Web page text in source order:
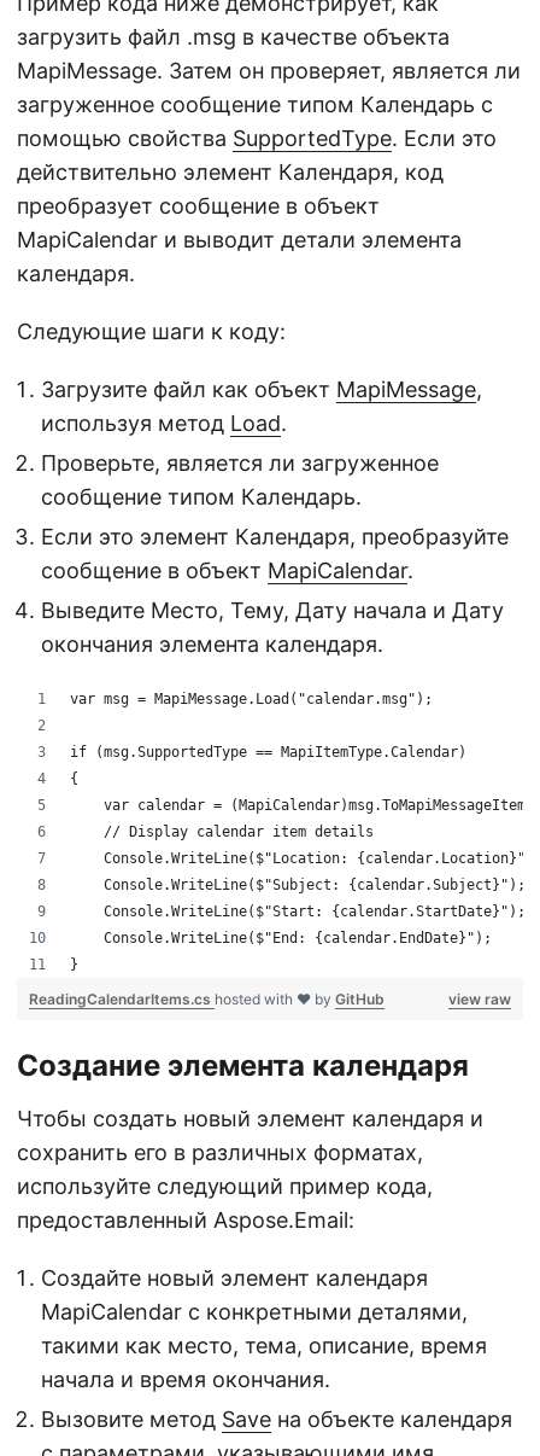
загрузить файл .msg в качестве объекта
MapiMessage. Затем он проверяет, является ли
загруженное сообщение типом Календарь с
помощью свойства SupportedType. Если это
действительно элемент Календаря, код
преобразует сообщение в объект
MapiCalendar и выводит детали элемента
календаря.
Следующие шаги к коду:
Загрузите файл как объект MapiMessage,
используя метод Load.
Проверьте, является ли загруженное
сообщение типом Календарь.
Если это элемент Календаря, преобразуйте
сообщение в объект MapiCalendar.
Выведите Место, Тему, Дату начала и Дату
окончания элемента календаря.
var msg = MapiMessage.Load("calendar.msg");
if (msg.SupportedType == MapiItemType.Calendar)
{
var calendar =
    // Display calendar item details
Console.WriteLine($"Location:
    Console.WriteLine($"Subject: {calendar.Subject}");
    Console.WriteLine($"Start: {calendar.StartDate}");
    Console.WriteLine($"End: {calendar.EndDate}");
}
view raw
ReadingCalendarItems.cs hosted with ❤ by GitHub
Создание элемента календаря
Чтобы создать новый элемент календаря и
сохранить его в различных форматах,
используйте следующий пример кода,
предоставленный Aspose.Email:
Создайте новый элемент календаря
MapiCalendar с конкретными деталями,
такими как место, тема, описание, время
начала и время окончания.
Вызовите метод Save на объекте календаря